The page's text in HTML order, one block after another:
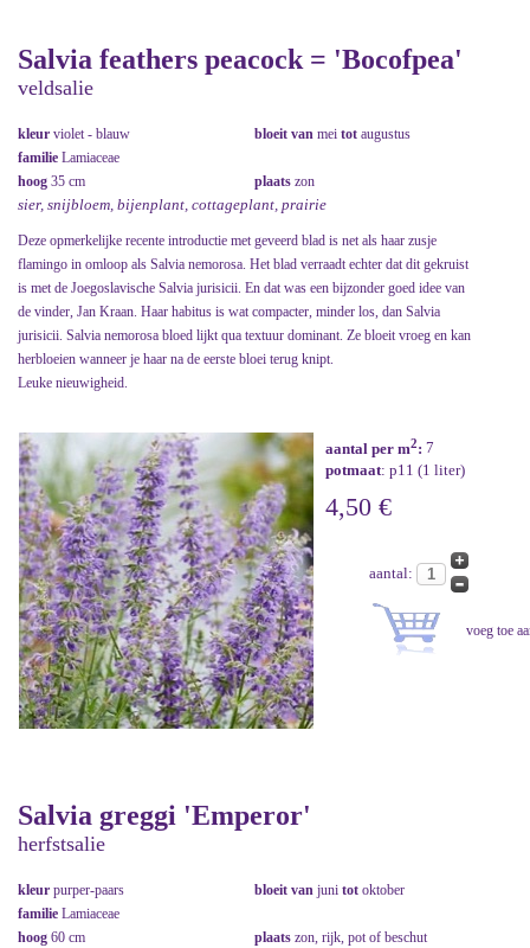
Salvia feathers peacock = 'Bocofpea'
veldsalie
kleur violet - blauw bloeit van mei tot augustus
familie Lamiaceae
hoog 35 cm plaats zon
sier, snijbloem, bijenplant, cottageplant, prairie
Deze opmerkelijke recente introductie met geveerd blad is net als haar zusje
flamingo in omloop als Salvia nemorosa. Het blad verraadt echter dat dit gekruist
is met de Joegoslavische Salvia jurisicii. En dat was een bijzonder goed idee van
de vinder, Jan Kraan. Haar habitus is wat compacter, minder los, dan Salvia
jurisicii. Salvia nemorosa bloed lijkt qua textuur dominant. Ze bloeit vroeg en kan
herbloeien wanneer je haar na de eerste bloei terug knipt.
Leuke nieuwigheid.
aantal per m2: 7
potmaat: p11 (1 liter)
4,50 €
aantal:
Salvia greggi 'Emperor'
herfstsalie
kleur purper-paars bloeit van juni tot oktober
familie Lamiaceae
hoog 60 cm plaats zon, rijk, pot of beschut